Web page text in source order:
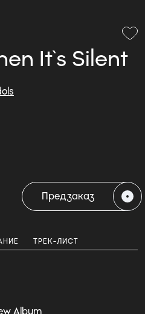
It`s Silent
Предзаказ
ТРЕК-ЛИСТ
Album